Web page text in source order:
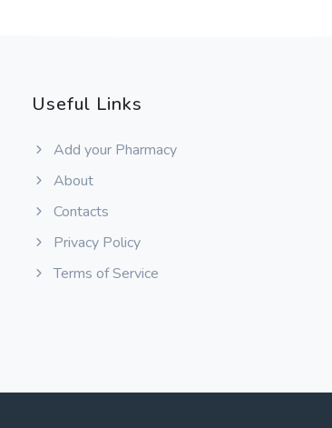
Useful Links
Add your Pharmacy
About
Contacts
Privacy Policy
Terms of Service